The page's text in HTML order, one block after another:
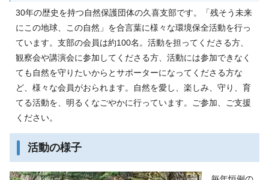
30年の歴史を持つ自然保護団体の久喜支部です。「残そう未来
にこの地球、この自然」を合言葉に様々な環境保全活動を行っ
ています。支部の会員は約100名。活動を担ってくださる方、
観察会や講演会に参加してくださる方、活動には参加できなく
ても自然を守りたいからとサポーターになってくださる方な
ど、様々な会員がおられます。自然を愛し、楽しみ、守り、育
てる活動を、明るくなごやかに行っています。ご参加、ご支援
ください。
活動の様子